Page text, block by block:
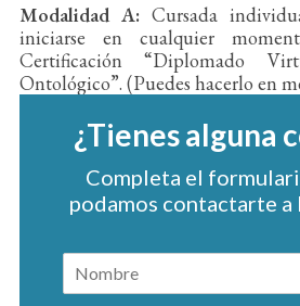
Modalidad A: Cursada
iniciarse en cualquier
Certificación “Diplomado
Ontológico”. (Puedes hacerlo en
¿Tienes alguna
Completa el
podamos contactarte a